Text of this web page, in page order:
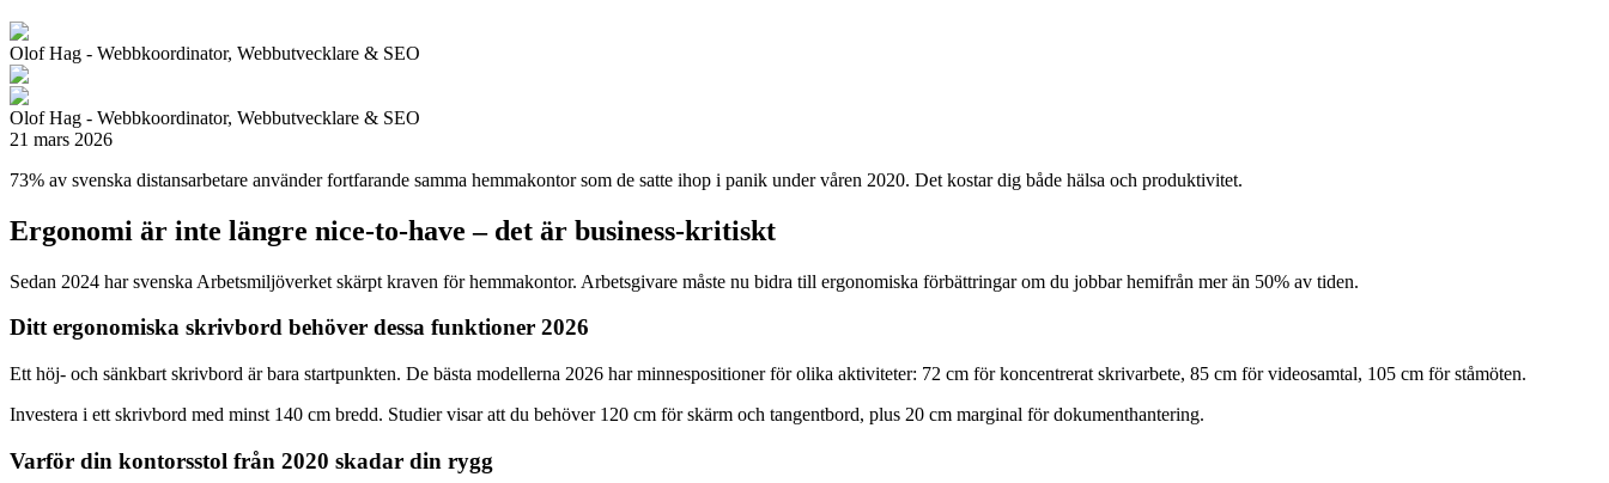
Olof Hag - Webbkoordinator, Webbutvecklare & SEO
Olof Hag - Webbkoordinator, Webbutvecklare & SEO
21 mars 2026
73% av svenska distansarbetare använder fortfarande samma hemmakontor som de satte ihop i panik under våren 2020. Det kostar dig både hälsa och produktivitet.
Ergonomi är inte längre nice-to-have – det är business-kritiskt
Sedan 2024 har svenska Arbetsmiljöverket skärpt kraven för hemmakontor. Arbetsgivare måste nu bidra till ergonomiska förbättringar om du jobbar hemifrån mer än 50% av tiden.
Ditt ergonomiska skrivbord behöver dessa funktioner 2026
Ett höj- och sänkbart skrivbord är bara startpunkten. De bästa modellerna 2026 har minnespositioner för olika aktiviteter: 72 cm för koncentrerat skrivarbete, 85 cm för videosamtal, 105 cm för ståmöten.
Investera i ett skrivbord med minst 140 cm bredd. Studier visar att du behöver 120 cm för skärm och tangentbord, plus 20 cm marginal för dokumenthantering.
Varför din kontorsstol från 2020 skadar din rygg